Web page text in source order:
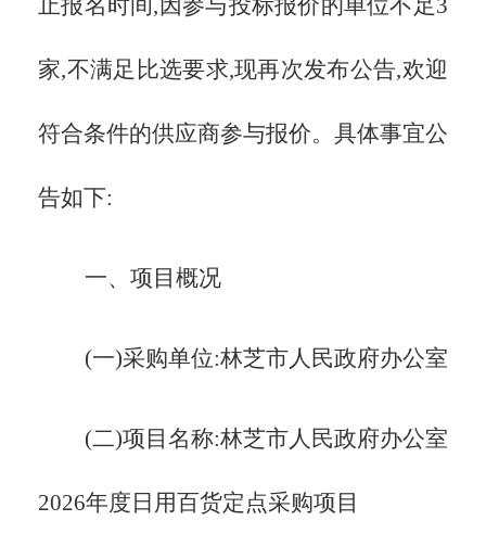
家,不满足比选要求,现再次发布公告,欢迎
符合条件的供应商参与报价。具体事宜公
告如下:
一、项目概况
(一)采购单位:林芝市人民政府办公室
(二)项目名称:林芝市人民政府办公室
2026年度日用百货定点采购项目